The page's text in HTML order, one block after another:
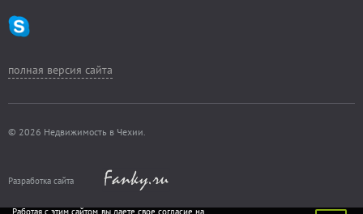
полная версия сайта
© 2026 Недвижимость в Чехии.
Разработка сайта
Работая с этим сайтом, вы даете свое согласие на